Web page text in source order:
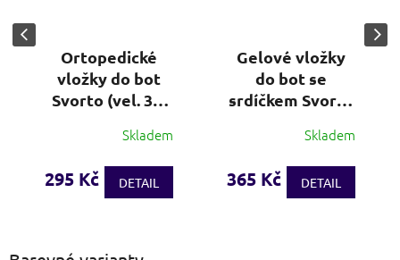
Ortopedické
vložky do bot
Svorto (vel. 36-
produktu
je
Skladem
295 Kč DETAIL
Gelové vložky
do bot se
srdíčkem Svorto
produktu
je
Skladem
365 Kč DETAIL